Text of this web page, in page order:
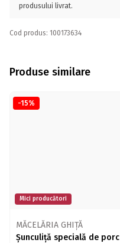
produsului livrat.
Cod produs: 100173634
Produse similare
-15%
Mici producători
MĂCELĂRIA GHIȚĂ
Șunculiță specială de porc